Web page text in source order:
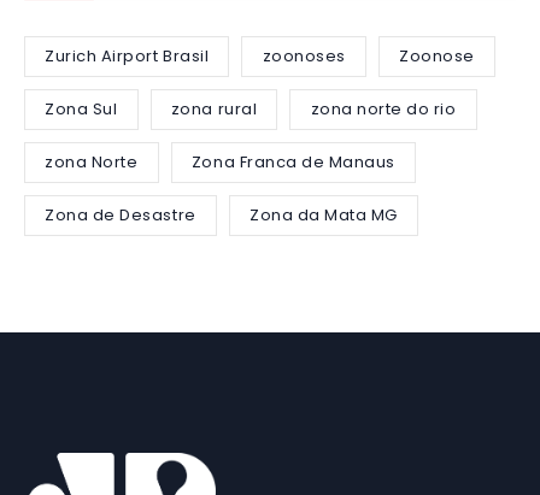
Zurich Airport Brasil zoonoses Zoonose
Zona Sul zona rural zona norte do rio
zona Norte Zona Franca de Manaus
Zona de Desastre Zona da Mata MG